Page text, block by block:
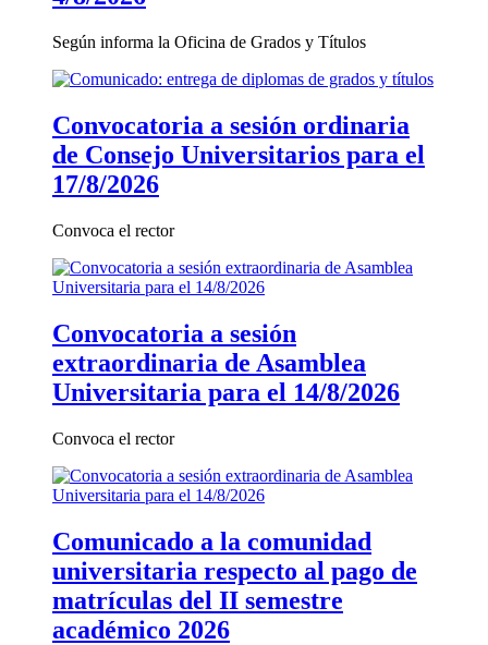
Según informa la Oficina de Grados y Títulos
Convocatoria a sesión ordinaria
de Consejo Universitarios para el
17/8/2026
Convoca el rector
Convocatoria a sesión
extraordinaria de Asamblea
Universitaria para el 14/8/2026
Convoca el rector
Comunicado a la comunidad
universitaria respecto al pago de
matrículas del II semestre
académico 2026